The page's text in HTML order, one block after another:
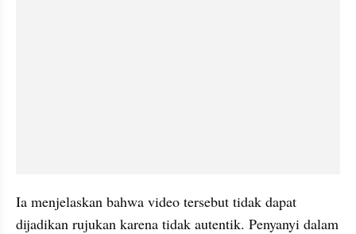
Ia menjelaskan bahwa video tersebut tidak dapat
dijadikan rujukan karena tidak autentik. Penyanyi dalam